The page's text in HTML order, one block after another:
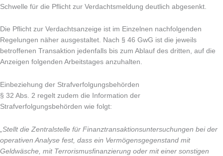
Schwelle für die Pflicht zur Verdachtsmeldung deutlich abgesenkt.
Die Pflicht zur Verdachtsanzeige ist im Einzelnen nachfolgenden
Regelungen näher ausgestaltet. Nach § 46 GwG ist die jeweils
betroffenen Transaktion jedenfalls bis zum Ablauf des dritten, auf die
Anzeigen folgenden Arbeitstages anzuhalten.
Einbeziehung der Strafverfolgungsbehörden
§ 32 Abs. 2 regelt zudem die Information der
Strafverfolgungsbehörden wie folgt:
„Stellt die Zentralstelle für Finanztransaktionsuntersuchungen bei der
operativen Analyse fest, dass ein Vermögensgegenstand mit
Geldwäsche, mit Terrorismusfinanzierung oder mit einer sonstigen